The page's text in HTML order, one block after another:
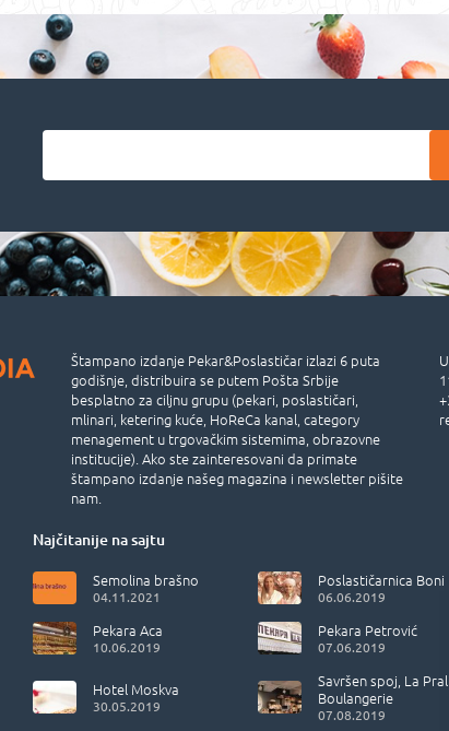
Štampano izdanje Pekar&Poslastičar izlazi 6 puta
godišnje, distribuira se putem Pošta Srbije
besplatno za ciljnu grupu (pekari, poslastičari,
mlinari, ketering kuće, HoReCa kanal, category
menagement u trgovačkim sistemima, obrazovne
institucije). Ako ste zainteresovani da primate
štampano izdanje našeg magazina i newsletter pišite
nam.
Najčitanije na sajtu
Semolina brašno
04.11.2021
Poslastičarnica Boni
06.06.2019
Pekara Aca
10.06.2019
Pekara Petrović
07.06.2019
Hotel Moskva
30.05.2019
Savršen spoj, La
Boulangerie
07.08.2019